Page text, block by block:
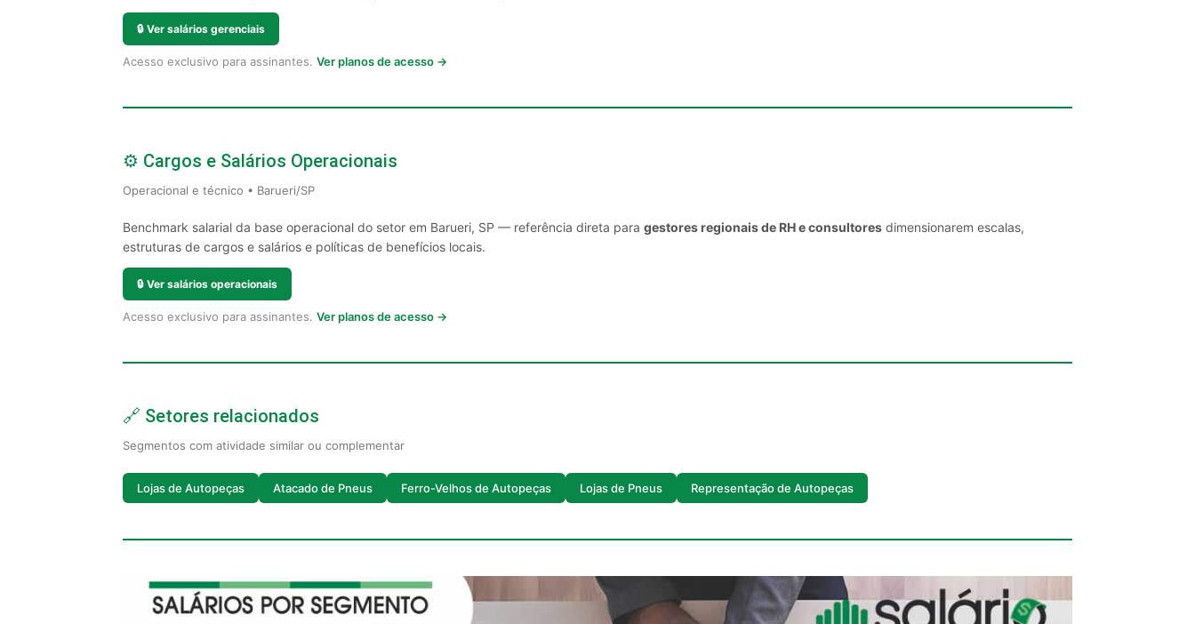
🔒 Ver salários gerenciais
Acesso exclusivo para assinantes. Ver planos de acesso →
⚙️ Cargos e Salários Operacionais
Operacional e técnico • Barueri/SP
Benchmark salarial da base operacional do setor em Barueri, SP — referência direta para gestores regionais de RH e consultores dimensionarem escalas,
estruturas de cargos e salários e políticas de benefícios locais.
🔒 Ver salários operacionais
Acesso exclusivo para assinantes. Ver planos de acesso →
🔗 Setores relacionados
Segmentos com atividade similar ou complementar
Lojas de Autopeças Atacado de Pneus Ferro-Velhos de Autopeças Lojas de Pneus Representação de Autopeças